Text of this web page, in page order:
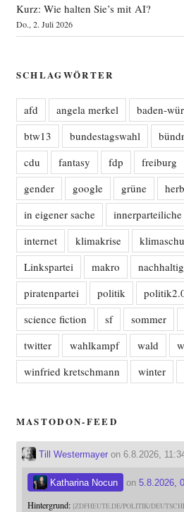
Kurz: Wie halten Sie’s mit AI?
Do., 2. Juli 2026
SCHLAGWÖRTER
afd angela merkel baden-
btw13
bundestagswahl
cdu
fantasy fdp freiburg
gender
google grüne
in eigener sache
internet
klimakrise
Linkspartei
makro
piratenpartei
politik
science fiction
sf sommer
twitter
wahlkampf wald
winfried kretschmann
winter
MASTODON-FEED
Till Westermayeron 6.8.2026,
Katharina Nocun on 5.8.2026,
Hintergrund: ZDFHEUTE.DE/POLITIK/